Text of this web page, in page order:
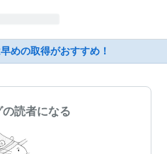
めの取得がおすすめ！
読者になる